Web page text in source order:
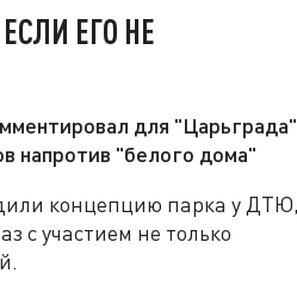
ЕГО НЕ
для "Царьграда"
напротив "белого дома"
концепцию парка у ДТЮ,
с участием не только